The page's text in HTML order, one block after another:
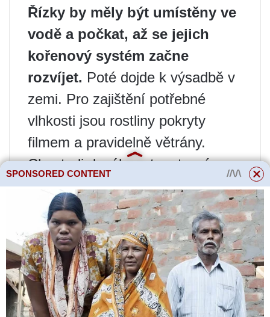
Řízky by měly být umístěny ve
vodě a počkat, až se jejich
kořenový systém začne
rozvíjet. Poté dojde k výsadbě v
zemi. Pro zajištění potřebné
vlhkosti jsou rostliny pokryty
filmem a pravidelně větrány.
Chcete-li dosáhnout vrstvení, na
samém začátku jara je nutné
spustit boční výhonky do
speciálně připravených příkopů
hlubokých asi 10-15 centimetrů.
Tam jsou pečlivě upevněny a
posypány zeminou, která musí
SPONSORED CONTENT